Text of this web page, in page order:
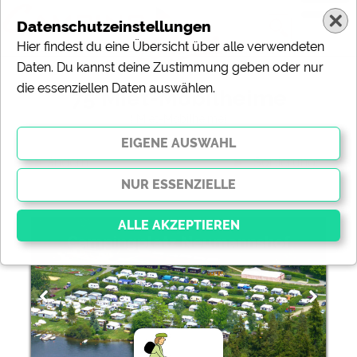
75 Miet-Mobilheime
ändern Sortierung:
Campingplatz Neumannshof
Datenschutzeinstellungen
Hier findest du eine Übersicht über alle verwendeten
Daten. Du kannst deine Zustimmung geben oder nur
die essenziellen Daten auswählen.
Essenziell
Essenzielle Cookies ermöglichen grundlegende
Funktionen und sind für die einwandfreie Funktion der
Website dringend erforderlich. Ohne diese Cookies
werden Teile der Websitenicht funktionieren